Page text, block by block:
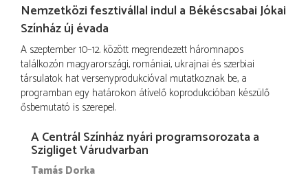
Nemzetközi fesztivállal indul a Békéscsabai Jókai
Színház új évada
A szeptember 10–12. között megrendezett háromnapos
találkozón magyarországi, romániai, ukrajnai és szerbiai
társulatok hat versenyprodukcióval mutatkoznak be, a
programban egy határokon átívelő koprodukcióban készülő
ősbemutató is szerepel.
A Centrál Színház nyári programsorozata a
Szigliget Várudvarban
Tamás Dorka